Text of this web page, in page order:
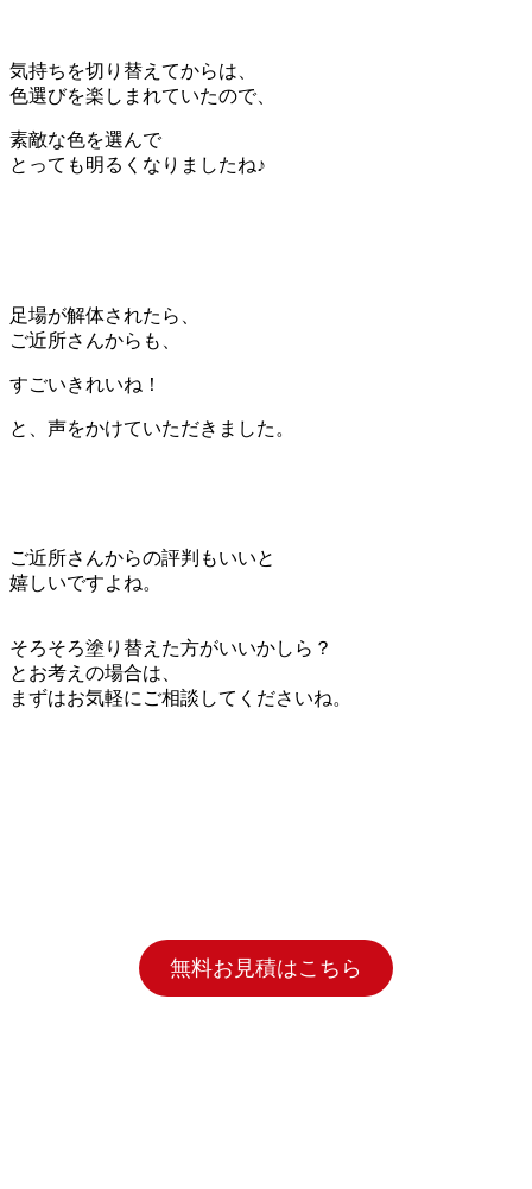
気持ちを切り替えてからは、
色選びを楽しまれていたので、
素敵な色を選んで
とっても明るくなりましたね♪
足場が解体されたら、
ご近所さんからも、
すごいきれいね！
と、声をかけていただきました。
ご近所さんからの評判もいいと
嬉しいですよね。
そろそろ塗り替えた方がいいかしら？
とお考えの場合は、
まずはお気軽にご相談してくださいね。
無料お見積はこちら